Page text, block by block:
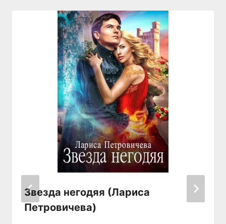
Звезда негодяя (Лариса
Петровичева)